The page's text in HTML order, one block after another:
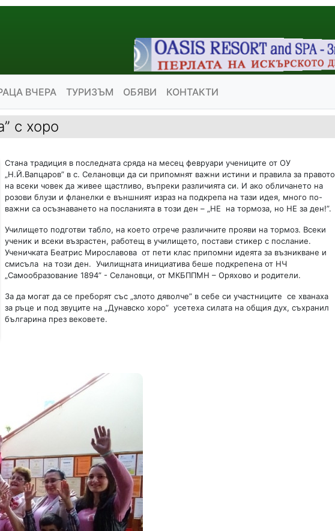
ВЧЕРА ТУРИЗЪМ ОБЯВИ КОНТАКТИ
с хоро
Стана традиция в последната сряда на месец февруари учениците от ОУ
„Н.Й.Вапцаров” в с. Селановци да си припомнят важни истини и правила за правото
на всеки човек да живее щастливо, въпреки различията си. И ако обличането на
розови блузи и фланелки е външният израз на подкрепа на тази идея, много по-
важни са осъзнаването на посланията в този ден – „НЕ на тормоза, но НЕ за ден!”.
Училището подготви табло, на което отрече различните прояви на тормоз. Всеки
ученик и всеки възрастен, работещ в училището, постави стикер с послание.
Ученичката Беатрис Мирославова от пети клас припомни идеята за възникване и
смисъла на този ден. Училищната инициатива беше подкрепена от НЧ
„Самообразование 1894” - Селановци, от МКБППМН – Оряхово и родители.
За да могат да се преборят със „злото дяволче” в себе си участниците се хванаха
за ръце и под звуците на „Дунавско хоро” усетеха силата на общия дух, съхранил
българина през вековете.